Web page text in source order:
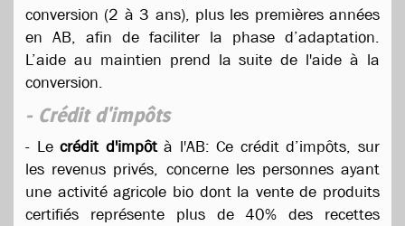
conversion (2 à 3 ans), plus les premières années
en AB, afin de faciliter la phase d’adaptation.
L’aide au maintien prend la suite de l'aide à la
conversion.
- Crédit d'impôts
- Lecrédit d'impôtà l'AB: Ce crédit d’impôts, sur
les revenus privés, concerne les personnes ayant
une activité agricole bio dont la vente de produits
certifiés représente plus de 40% des recettes